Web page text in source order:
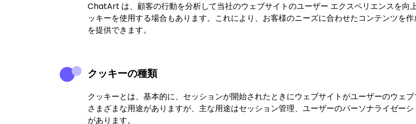
ChatArt は、顧客の行動を分析して当社のウェブサイトのユーザー エクスペリエンスを向
ッキーを使用する場合もあります。これにより、お客様のニーズに合わせたコンテンツを
を提供できます。
クッキーの種類
クッキーとは、基本的に、セッションが開始されたときにウェブサイトがユーザーのウェ
さまざまな用途がありますが、主な用途はセッション管理、ユーザーのパーソナライゼー
があります。